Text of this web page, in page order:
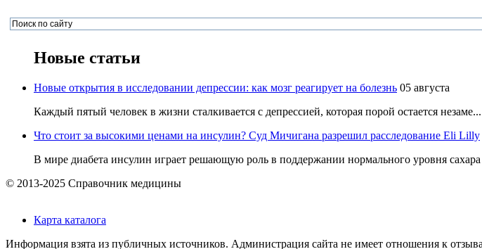
Новые статьи
Новые открытия в исследовании депрессии: как мозг реагирует на болезнь 05 августа
Каждый пятый человек в жизни сталкивается с депрессией, которая порой остается незаме...
Что стоит за высокими ценами на инсулин? Суд Мичигана разрешил расследование Eli Lilly
В мире диабета инсулин играет решающую роль в поддержании нормального уровня сахара
© 2013-2025 Справочник медицины
Карта каталога
Информация взята из публичных источников. Администрация сайта не имеет отношения к